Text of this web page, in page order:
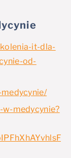
it-dla-
od-
medycynie?